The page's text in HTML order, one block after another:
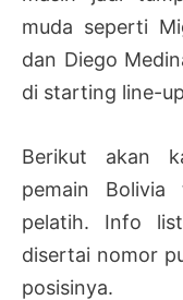
muda seperti
dan Diego
di starting line-
Berikut akan
pemain Bolivia
pelatih. Info
disertai nomor
posisinya.